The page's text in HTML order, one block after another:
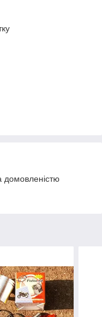
домовленістю